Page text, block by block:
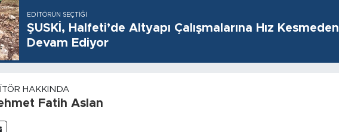
EDITÖRÜN SEÇTIĞI
ŞUSKİ, Halfeti’de Altyapı Çalışmalarına Hız Kesmeden
Devam Ediyor
HAKKINDA
Fatih Aslan